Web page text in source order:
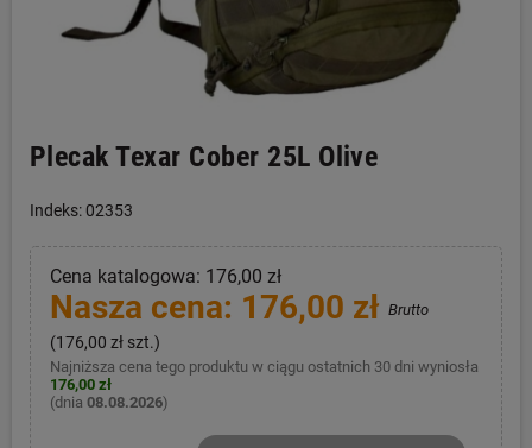
Plecak Texar Cober 25L Olive
Indeks: 02353
Cena katalogowa: 176,00 zł
Nasza cena: 176,00 zł Brutto
(176,00 zł szt.)
Najniższa cena tego produktu w ciągu ostatnich 30 dni wyniosła
176,00 zł
(dnia 08.08.2026)